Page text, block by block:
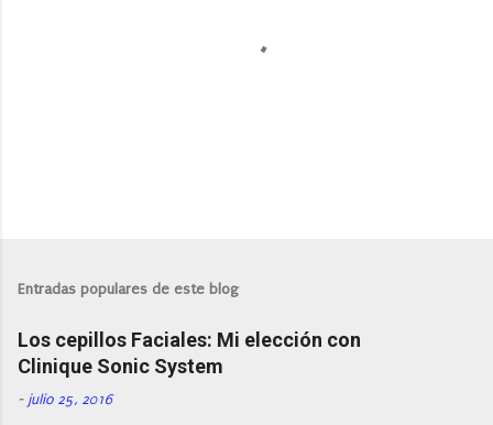
l
a
r
u
n
Entradas populares de este blog
Los cepillos Faciales: Mi elección con
Clinique Sonic System
- julio 25, 2016